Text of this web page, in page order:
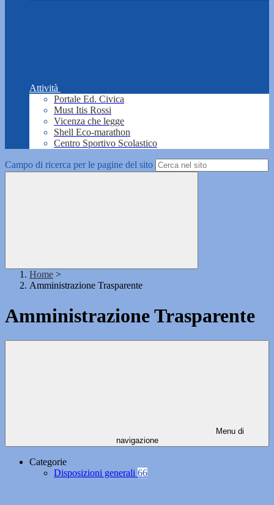
Attività
Portale Ed. Civica
Must Itis Rossi
Vicenza che legge
Shell Eco-marathon
Centro Sportivo Scolastico
Campo di ricerca per le pagine del sito
Home >
Amministrazione Trasparente
Amministrazione Trasparente
Menu di
navigazione
Categorie
Disposizioni generali 66